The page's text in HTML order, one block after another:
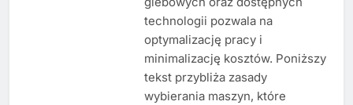
technologii pozwala na
optymalizację pracy i
minimalizację kosztów. Poniższy
tekst przybliża zasady
wybierania maszyn, które